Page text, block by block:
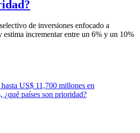
de inversiones enfocado a
estima incrementar entre un 6% y un 10%